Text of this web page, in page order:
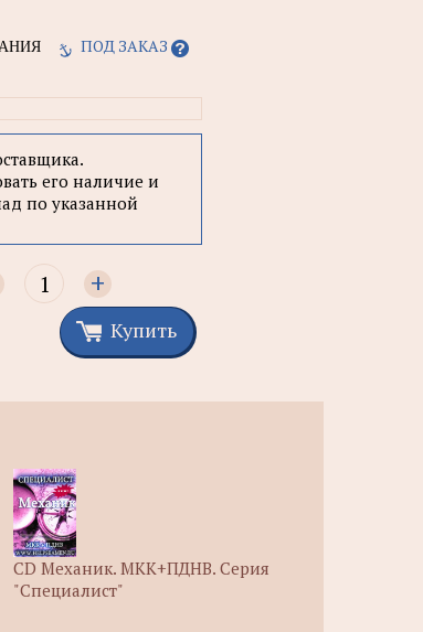
ПОД ЗАКАЗ
его наличие и
по указанной
+
Купить
CD Механик. МКК+ПДНВ. Серия
"Специалист"